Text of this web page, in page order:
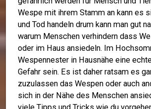
Wespe mit ihrem Stamm an kann es
und Tod handeln drum kann man gut
warum Menschen verhindern dass
oder im Haus ansiedeln. Im
Wespennester in Hausnähe eine
Gefahr sein. Es ist daher ratsam es
zuzulassen das Wespen oder auch
sich in der Nähe des Menschen